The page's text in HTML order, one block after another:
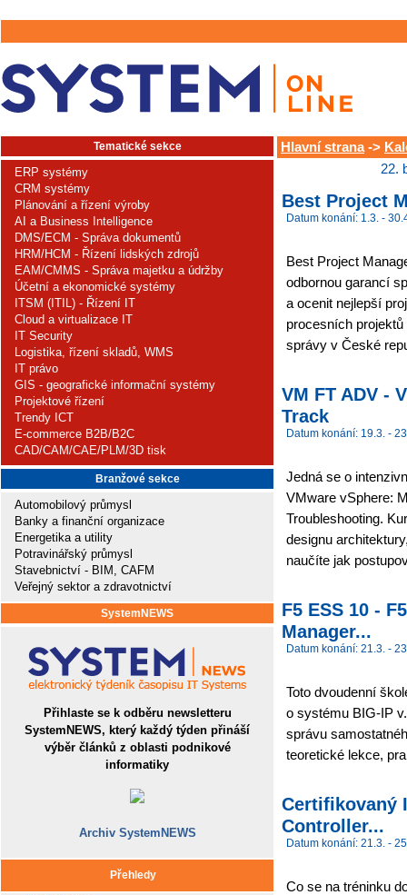
Tematické sekce
ERP systémy
CRM systémy
Plánování a řízení výroby
AI a Business Intelligence
DMS/ECM - Správa dokumentů
HRM/HCM - Řízení lidských zdrojů
EAM/CMMS - Správa majetku a údržby
Účetní a ekonomické systémy
ITSM (ITIL) - Řízení IT
Cloud a virtualizace IT
IT Security
Logistika, řízení skladů, WMS
IT právo
GIS - geografické informační systémy
Projektové řízení
Trendy ICT
E-commerce B2B/B2C
CAD/CAM/CAE/PLM/3D tisk
Branžové sekce
Automobilový průmysl
Banky a finanční organizace
Energetika a utility
Potravinářský průmysl
Stavebnictví - BIM, CAFM
Veřejný sektor a zdravotnictví
SystemNEWS
Přihlaste se k odběru newsletteru
SystemNEWS, který každý týden přináší
výběr článků z oblasti podnikové
informatiky
Archiv SystemNEWS
Přehledy
Hlavní strana->
22.
Best Project
Datum konání: 1.3. -
Best Project
odbornou garancí
a ocenit nejlepší
procesních
správy v České
VM FT ADV -
Track
Datum konání: 19.3. -
Jedná se o
VMware vSphere:
Troubleshooting.
designu
naučíte jak
F5 ESS 10 -
Manager...
Datum konání: 21.3. -
Toto dvoudenní
o systému BIG-IP
správu
teoretické lekce,
Certifikovaný
Controller...
Datum konání: 21.3. -
Co se na tréninku